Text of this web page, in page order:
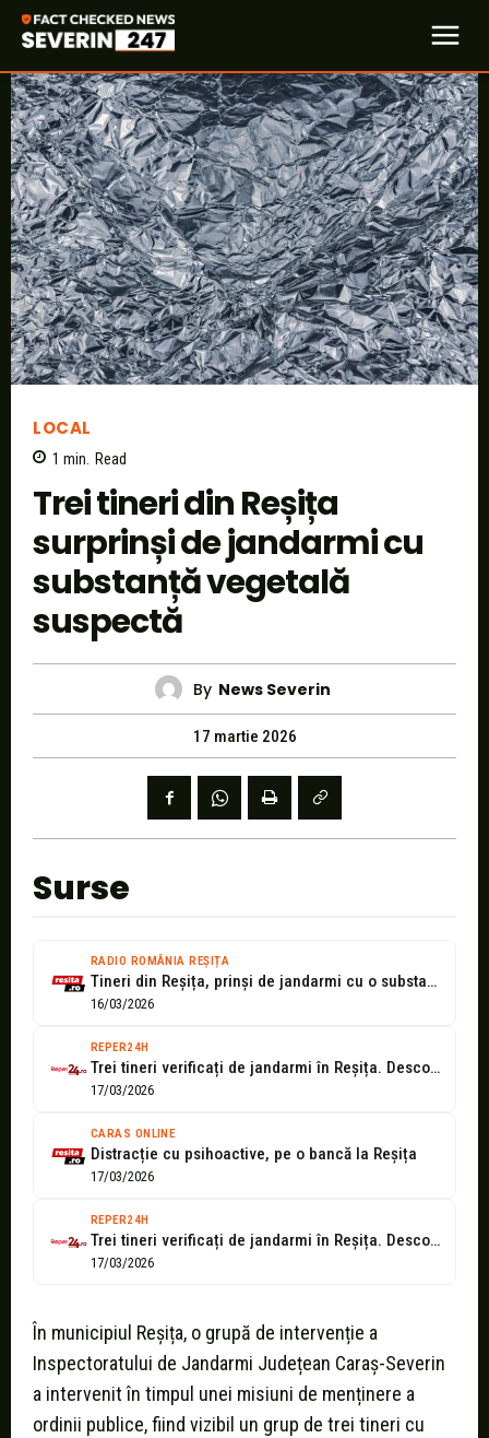
LOCAL
1 min. Read
Trei tineri din Reșița
surprinși de jandarmi cu
substanță vegetală
suspectă
By News Severin
17 martie 2026
Surse
RADIO ROMÂNIA REȘIȚA
Tineri din Reșița, prinși de jandarmi cu o substanță vegetală suspectă
16/03/2026
REPER24H
Trei tineri verificați de jandarmi în Reșița. Descoperire suspectă la controlul corporal
17/03/2026
CARAS ONLINE
Distracție cu psihoactive, pe o bancă la Reșița
17/03/2026
REPER24H
Trei tineri verificați de jandarmi în Reșița. Descoperire suspectă la controlul corporal
17/03/2026
În municipiul Reșița, o grupă de intervenție a
Inspectoratului de Jandarmi Județean Caraș-Severin
a intervenit în timpul unei misiuni de menținere a
ordinii publice, fiind vizibil un grup de trei tineri cu